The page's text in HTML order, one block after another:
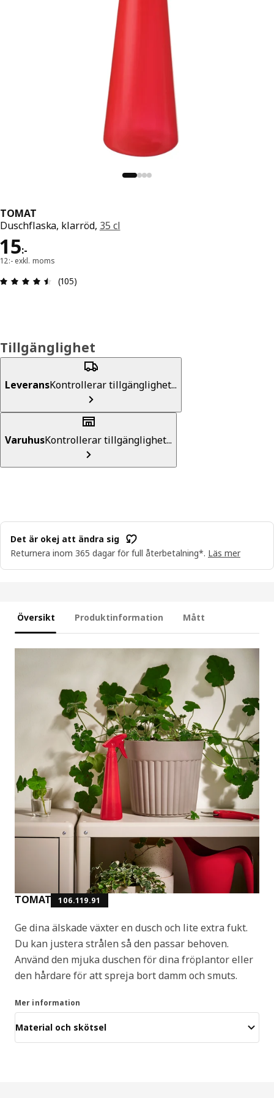
TOMAT
Duschflaska, klarröd, 35 cl
15:-
Pris 15:-
12:- exkl. moms
Recension: 4.5 utav 5 stjärnor. Totalt antal
(105)
Tillgänglighet
LeveransKontrollerar tillgänglighet...
VaruhusKontrollerar tillgänglighet...
Det är okej att ändra sig
Returnera inom 365 dagar för full återbetalning*. Läs mer
Översikt Produktinformation Mått
TOMAT 106.119.91
Ge dina älskade växter en dusch och lite extra fukt.
Du kan justera strålen så den passar behoven.
Använd den mjuka duschen för dina fröplantor eller
den hårdare för att spreja bort damm och smuts.
Mer information
Material och skötsel